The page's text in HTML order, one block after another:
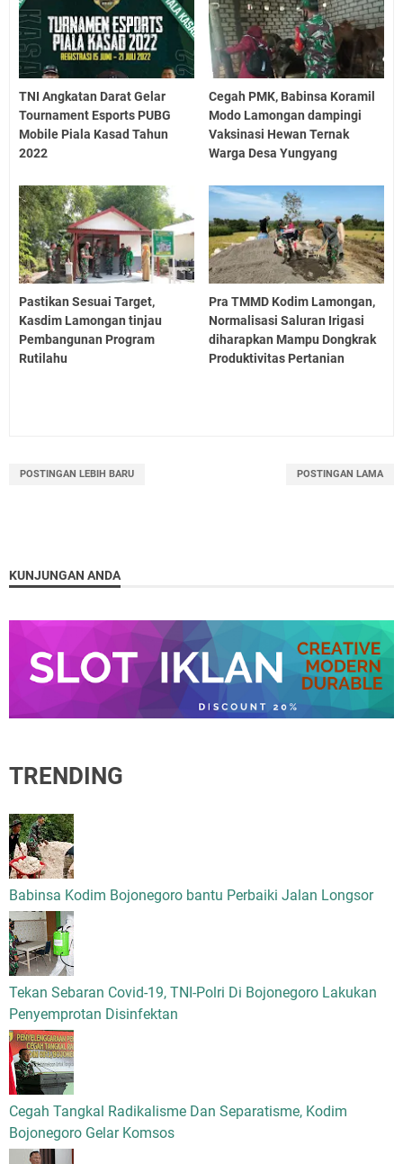
TNI Angkatan Darat Gelar
Tournament Esports PUBG
Mobile Piala Kasad Tahun
2022
Cegah PMK, Babinsa Koramil
Modo Lamongan dampingi
Vaksinasi Hewan Ternak
Warga Desa Yungyang
Pastikan Sesuai Target,
Kasdim Lamongan tinjau
Pembangunan Program
Rutilahu
Pra TMMD Kodim Lamongan,
Normalisasi Saluran Irigasi
diharapkan Mampu Dongkrak
Produktivitas Pertanian
POSTINGAN LEBIH BARU POSTINGAN LAMA
KUNJUNGAN ANDA
TRENDING
Babinsa Kodim Bojonegoro bantu Perbaiki Jalan Longsor
Tekan Sebaran Covid-19, TNI-Polri Di Bojonegoro Lakukan
Penyemprotan Disinfektan
Cegah Tangkal Radikalisme Dan Separatisme, Kodim
Bojonegoro Gelar Komsos